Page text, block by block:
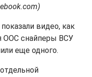
видео, как
ООС снайперы ВСУ
еще одного.